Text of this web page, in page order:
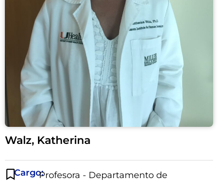
Walz, Katherina
Cargo:Profesora - Departamento de